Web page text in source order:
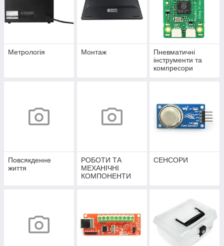
Метрологія Монтаж
Пневматичні
інструменти та
компресори
Повсякденне
життя
РОБОТИ ТА
МЕХАНІЧНІ
КОМПОНЕНТИ
СЕНСОРИ